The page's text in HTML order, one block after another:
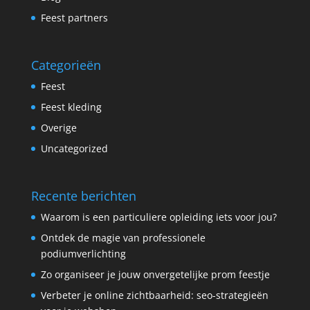
Feest partners
Categorieën
Feest
Feest kleding
Overige
Uncategorized
Recente berichten
Waarom is een particuliere opleiding iets voor jou?
Ontdek de magie van professionele
podiumverlichting
Zo organiseer je jouw onvergetelijke prom feestje
Verbeter je online zichtbaarheid: seo-strategieën